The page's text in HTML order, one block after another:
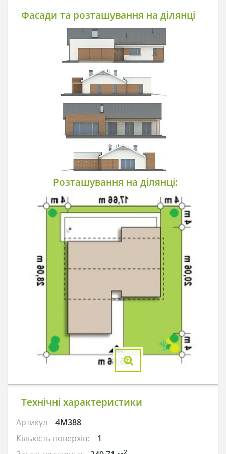
Фасади та розташування на ділянці
Розташування на ділянці:
Технічні характеристики
Артикул
4M388
Кількість поверхів:
1
2